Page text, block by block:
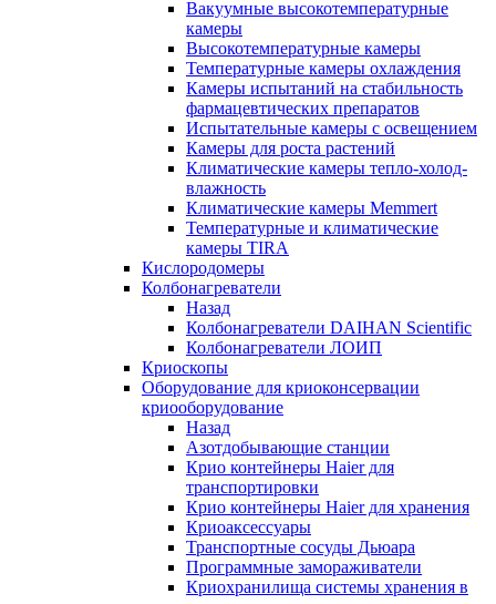
Вакуумные высокотемпературные
камеры
Высокотемпературные камеры
Температурные камеры охлаждения
Камеры испытаний на стабильность
фармацевтических препаратов
Испытательные камеры с освещением
Камеры для роста растений
Климатические камеры тепло-холод-
влажность
Климатические камеры Memmert
Температурные и климатические
камеры TIRA
Кислородомеры
Колбонагреватели
Назад
Колбонагреватели DAIHAN Scientific
Колбонагреватели ЛОИП
Криоскопы
Оборудование для криоконсервации
криооборудование
Назад
Азотдобывающие станции
Крио контейнеры Haier для
транспортировки
Крио контейнеры Haier для хранения
Криоаксессуары
Транспортные сосуды Дьюара
Программные замораживатели
Криохранилища системы хранения в